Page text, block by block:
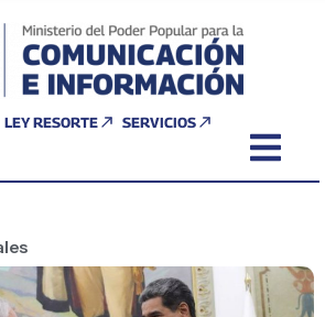
LEY RESORTE SERVICIOS